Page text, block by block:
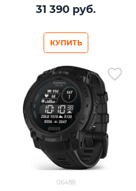
31 390 руб.
КУПИТЬ
06488